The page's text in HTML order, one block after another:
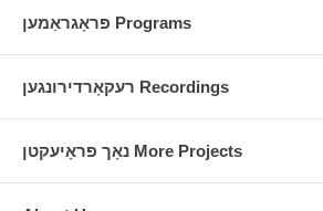
פּראָגראַמען Programs
רעקאָרדירונגען Recordings
נאָך פּראָיעקטן More Projects